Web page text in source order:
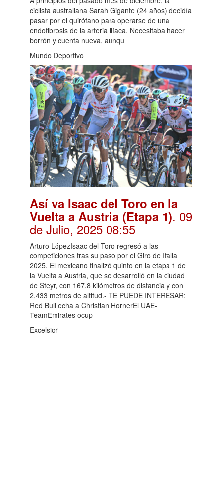
ciclista australiana Sarah Gigante (24 años) decidía
pasar por el quirófano para operarse de una
endofibrosis de la arteria ilíaca. Necesitaba hacer
borrón y cuenta nueva, aunqu
Mundo Deportivo
Así va Isaac del Toro en la
Vuelta a Austria (Etapa 1). 09
de Julio, 2025 08:55
Arturo LópezIsaac del Toro regresó a las
competiciones tras su paso por el Giro de Italia
2025. El mexicano finalizó quinto en la etapa 1 de
la Vuelta a Austria, que se desarrolló en la ciudad
de Steyr, con 167.8 kilómetros de distancia y con
2,433 metros de altitud.- TE PUEDE INTERESAR:
Red Bull echa a Christian HornerEl UAE-
TeamEmirates ocup
Excelsior